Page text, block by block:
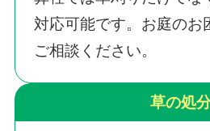
対応可能です。お庭のお
ご相談ください。
草の処